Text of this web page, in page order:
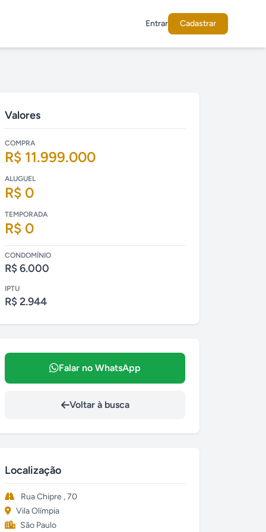
Entrar Cadastrar
Valores
COMPRA
R$ 11.999.000
ALUGUEL
R$ 0
TEMPORADA
R$ 0
CONDOMÍNIO
R$ 6.000
IPTU
R$ 2.944
Falar no WhatsApp
Voltar à busca
Localização
Rua Chipre , 70
Vila Olímpia
São Paulo